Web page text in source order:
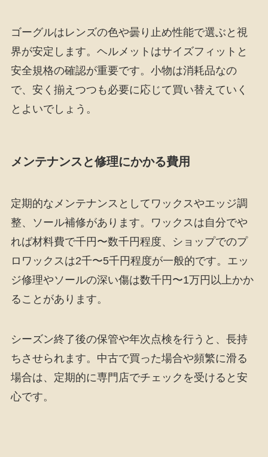
ゴーグルはレンズの色や曇り止め性能で選ぶと視
界が安定します。ヘルメットはサイズフィットと
安全規格の確認が重要です。小物は消耗品なの
で、安く揃えつつも必要に応じて買い替えていく
とよいでしょう。
メンテナンスと修理にかかる費用
定期的なメンテナンスとしてワックスやエッジ調
整、ソール補修があります。ワックスは自分でや
れば材料費で千円〜数千円程度、ショップでのプ
ロワックスは2千〜5千円程度が一般的です。エッ
ジ修理やソールの深い傷は数千円〜1万円以上かか
ることがあります。
シーズン終了後の保管や年次点検を行うと、長持
ちさせられます。中古で買った場合や頻繁に滑る
場合は、定期的に専門店でチェックを受けると安
心です。